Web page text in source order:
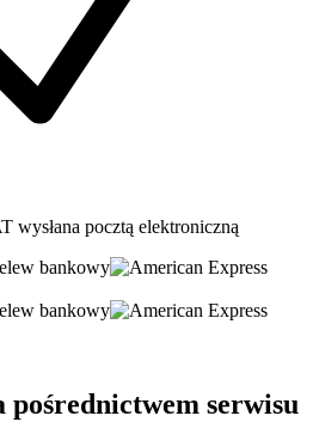
wysłana pocztą elektroniczną
pośrednictwem serwisu